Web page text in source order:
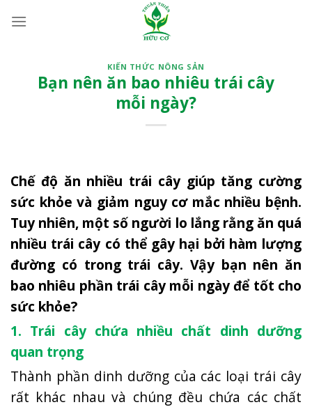
qua
KIẾN THỨC NÔNG SẢN
Bạn nên ăn bao nhiêu trái cây
mỗi ngày?
Chế độ ăn nhiều trái cây giúp tăng cường
sức khỏe và giảm nguy cơ mắc nhiều bệnh.
Tuy nhiên, một số người lo lắng rằng ăn quá
nhiều trái cây có thể gây hại bởi hàm lượng
đường có trong trái cây. Vậy bạn nên ăn
bao nhiêu phần trái cây mỗi ngày để tốt cho
sức khỏe?
1. Trái cây chứa nhiều chất dinh dưỡng
quan trọng
Thành phần dinh dưỡng của các loại trái cây
rất khác nhau và chúng đều chứa các chất